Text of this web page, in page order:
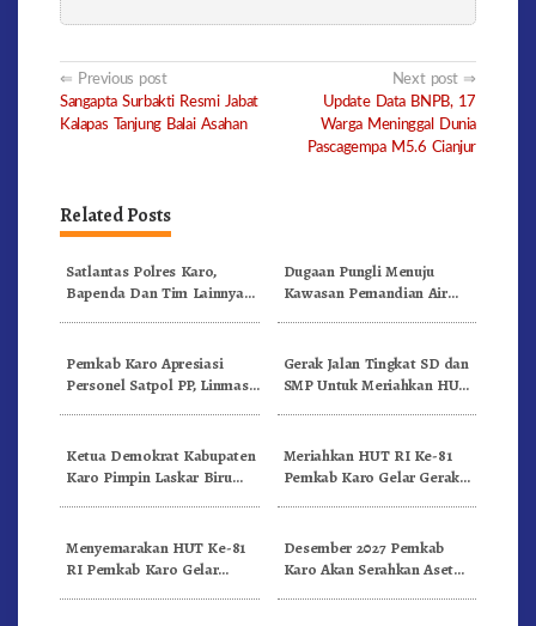
Post
navigation
Previous post
Sangapta Surbakti Resmi Jabat
Kalapas Tanjung Balai Asahan
Next post
Update Data BNPB, 17
Warga Meninggal Dunia
Pascagempa M5.6 Cianjur
Related Posts
Satlantas Polres Karo,
Bapenda Dan Tim Lainnya
Dugaan Pungli Menuju
Kawasan Pemandian Air
Pemkab Karo Apresiasi
Personel Satpol PP, Linmas,
Gerak Jalan Tingkat SD dan
SMP Untuk Meriahkan HUT
Ketua Demokrat Kabupaten
Karo Pimpin Laskar Biru
Meriahkan HUT RI Ke-81
Pemkab Karo Gelar Gerak
Menyemarakan HUT Ke-81
RI Pemkab Karo Gelar
Desember 2027 Pemkab
Karo Akan Serahkan Aset